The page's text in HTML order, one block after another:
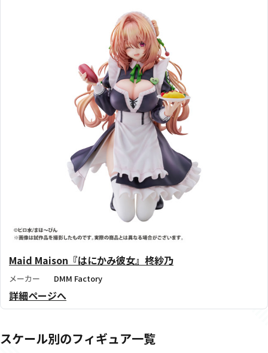
Maid Maison『はにかみ彼女』柊紗乃
メーカー DMM Factory
詳細ページへ
スケール別のフィギュア一覧